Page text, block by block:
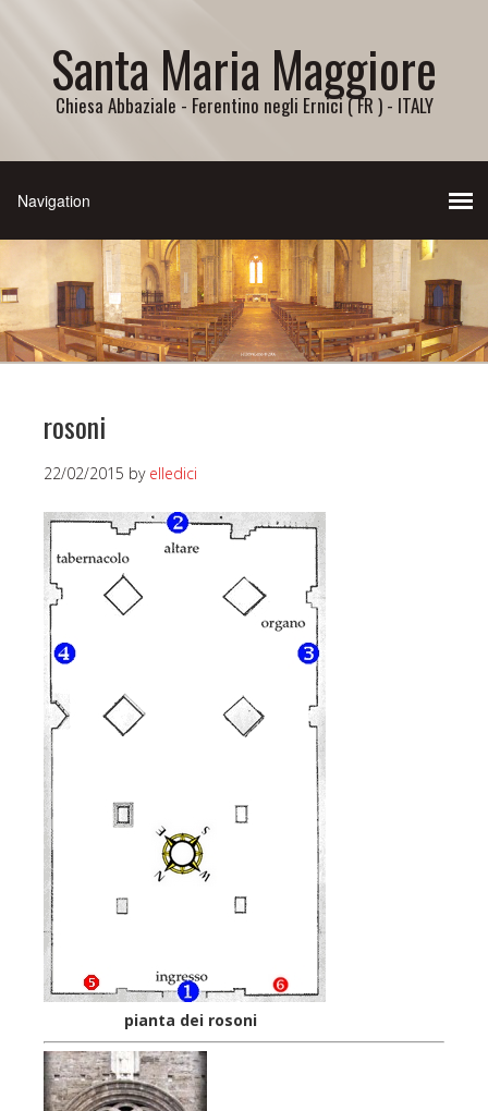
Santa Maria Maggiore
Chiesa Abbaziale - Ferentino negli Ernici ( FR ) - ITALY
rosoni
22/02/2015 by elledici
pianta dei rosoni